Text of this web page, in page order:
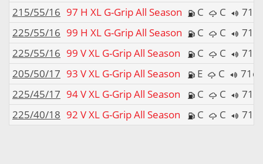
215/55/16 97 H XL G-Grip All Season C C
225/55/16 99 H XL G-Grip All Season C C
225/55/16 99 V XL G-Grip All Season C C
205/50/17 93 V XL G-Grip All Season E C
225/45/17 94 V XL G-Grip All Season C C
225/40/18 92 V XL G-Grip All Season C C